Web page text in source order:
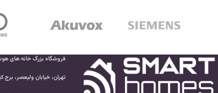
فروشگاه بزرگ خانه های
تهران، خیابان ولیعصر، برج